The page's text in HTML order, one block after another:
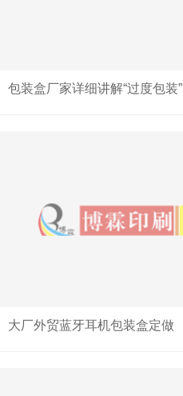
包装盒厂家详细讲解“过度包装”
大厂外贸蓝牙耳机包装盒定做